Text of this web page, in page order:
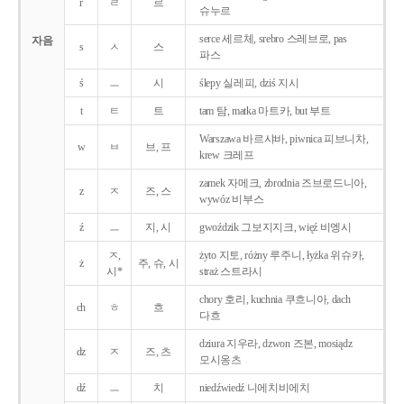
자음
r ㄹ 르
슈누르
s ㅅ 스
serce 세르체, srebro 스레브로, pas
파스
ś ㅡ 시 ślepy 실레피, dziś 지시
t ㅌ 트 tam 탐, matka 마트카, but 부트
w ㅂ 브, 프
Warszawa 바르샤바, piwnica 피브니차,
krew 크레프
z ㅈ 즈, 스
zamek 자메크, zbrodnia 즈브로드니아,
wywóz 비부스
ź ㅡ 지, 시 gwoździk 그보지지크, więź 비엥시
ż
ㅈ,
시*
주, 슈, 시
żyto 지토, różny 루주니, łyżka 위슈카,
straż 스트라시
ch ㅎ 흐
chory 호리, kuchnia 쿠흐니아, dach
다흐
dz ㅈ 즈, 츠
dziura 지우라, dzwon 즈본, mosiądz
모시옹츠
dź ㅡ 치 niedźwiedź 니에치비에치